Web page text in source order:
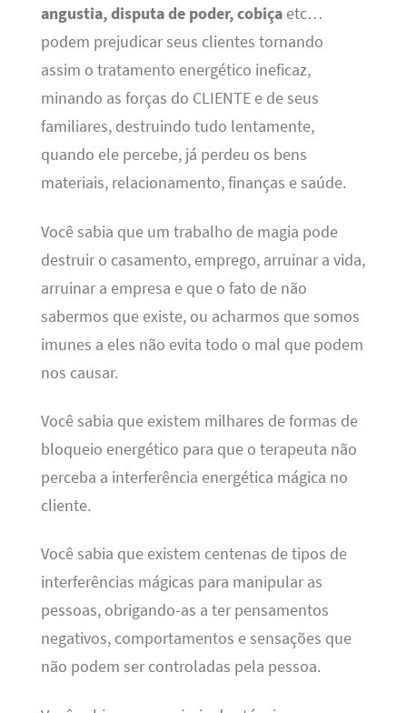
angustia, disputa de poder, cobiçaetc…
podem prejudicar seus clientes tornando
assim o tratamento energético ineficaz,
minando as forças do CLIENTE e de seus
familiares, destruindo tudo lentamente,
quando ele percebe, já perdeu os bens
materiais, relacionamento, finanças e saúde.
Você sabia que um trabalho de magia pode
destruir o casamento, emprego, arruinar a vida,
arruinar a empresa e que o fato de não
sabermos que existe, ou acharmos que somos
imunes a eles não evita todo o mal que podem
nos causar.
Você sabia que existem milhares de formas de
bloqueio energético para que o terapeuta não
perceba a interferência energética mágica no
cliente.
Você sabia que existem centenas de tipos de
interferências mágicas para manipular as
pessoas, obrigando-as a ter pensamentos
negativos, comportamentos e sensações que
não podem ser controladas pela pessoa.